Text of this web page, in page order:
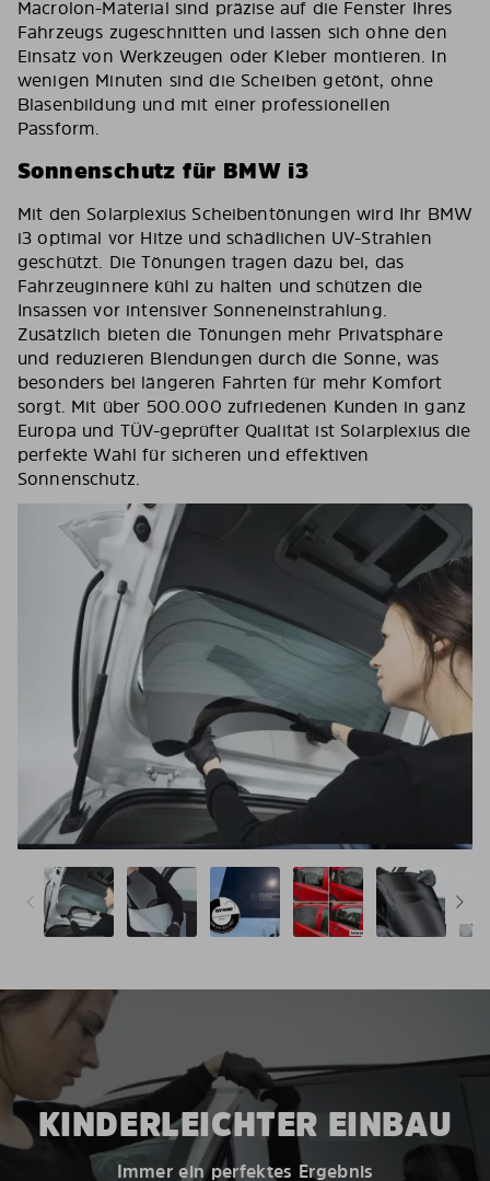
Macrolon-Material sind präzise auf die Fenster Ihres
Fahrzeugs zugeschnitten und lassen sich ohne den
Einsatz von Werkzeugen oder Kleber montieren. In
wenigen Minuten sind die Scheiben getönt, ohne
Blasenbildung und mit einer professionellen
Passform.
Sonnenschutz für BMW i3
Mit den Solarplexius Scheibentönungen wird Ihr BMW
i3 optimal vor Hitze und schädlichen UV-Strahlen
geschützt. Die Tönungen tragen dazu bei, das
Fahrzeuginnere kühl zu halten und schützen die
Insassen vor intensiver Sonneneinstrahlung.
Zusätzlich bieten die Tönungen mehr Privatsphäre
und reduzieren Blendungen durch die Sonne, was
besonders bei längeren Fahrten für mehr Komfort
sorgt. Mit über 500.000 zufriedenen Kunden in ganz
Europa und TÜV-geprüfter Qualität ist Solarplexius die
perfekte Wahl für sicheren und effektiven
Sonnenschutz.
KINDERLEICHTER EINBAU
Immer ein perfektes Ergebnis